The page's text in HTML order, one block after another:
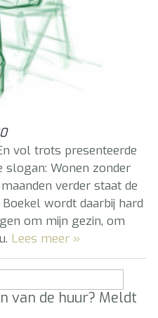
vol trots presenteerde
slogan: Wonen zonder
verder staat de
wordt daarbij hard
om mijn gezin, om
Lees meer »
van de huur? Meldt